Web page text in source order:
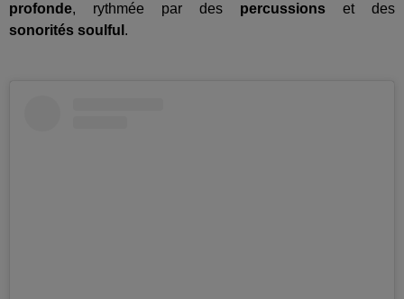
profonde, rythmée par des percussions et des
sonorités soulful .